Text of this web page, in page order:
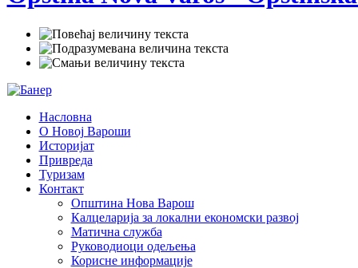
Насловна
О Новој Вароши
Историјат
Привреда
Туризам
Контакт
Општина Нова Варош
Калцеларија за локални економски развој
Матична служба
Руководиоци одељења
Корисне информације